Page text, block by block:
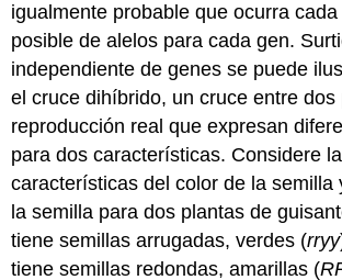
igualmente probable que ocurra
posible de alelos para cada gen.
independiente de genes se puede
el cruce dihíbrido, un cruce entre dos
reproducción real que expresan
para dos características. Considere
características del color de la semilla
la semilla para dos plantas de
tiene semillas arrugadas, verdes (rryy
tiene semillas redondas, amarillas (